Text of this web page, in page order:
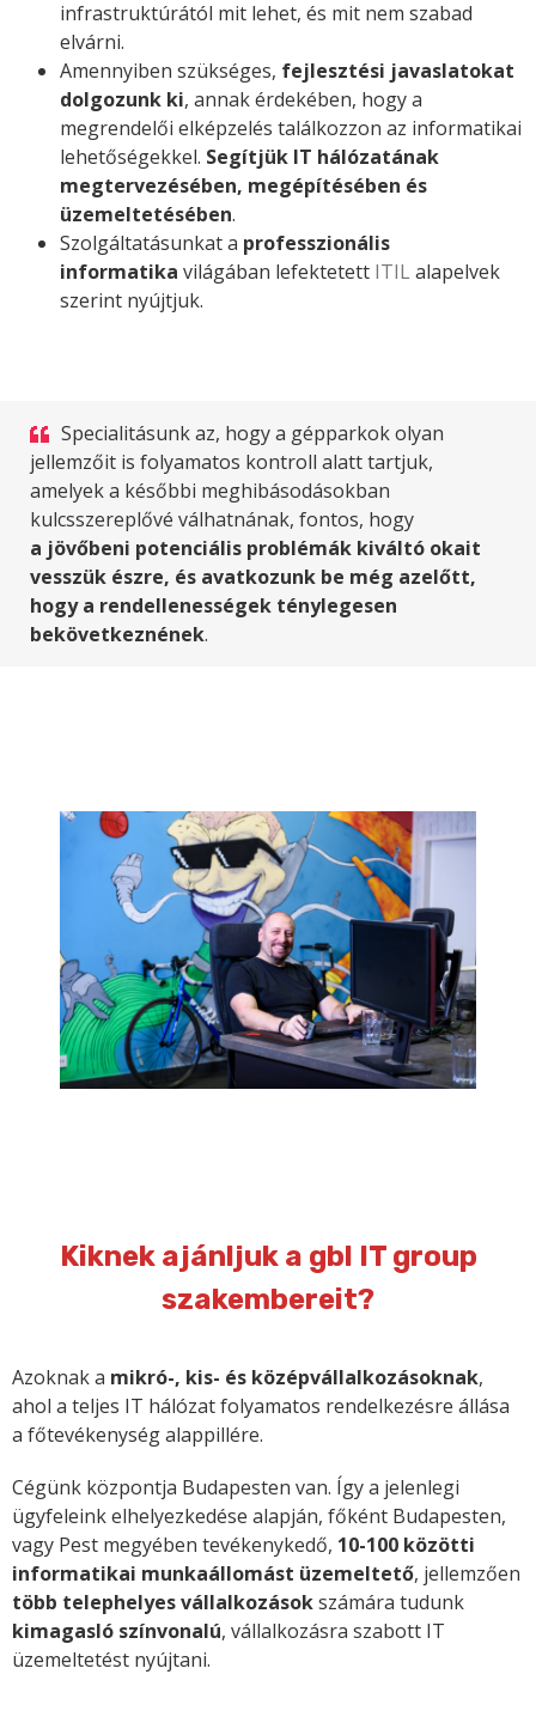
infrastruktúrától mit lehet, és mit nem szabad
elvárni.
Amennyiben szükséges, fejlesztési javaslatokat
dolgozunk ki, annak érdekében, hogy a
megrendelői elképzelés találkozzon az informatikai
lehetőségekkel. Segítjük IT hálózatának
megtervezésében, megépítésében és
üzemeltetésében.
Szolgáltatásunkat a professzionális
informatika világában lefektetett ITIL alapelvek
szerint nyújtjuk.
Specialitásunk az, hogy a gépparkok olyan
jellemzőit is folyamatos kontroll alatt tartjuk,
amelyek a későbbi meghibásodásokban
kulcsszereplővé válhatnának, fontos, hogy
a jövőbeni potenciális problémák kiváltó okait
vesszük észre, és avatkozunk be még azelőtt,
hogy a rendellenességek ténylegesen
bekövetkeznének.
Kiknek ajánljuk a gbl IT group
szakembereit?
Azoknak a mikró-, kis- és középvállalkozásoknak,
ahol a teljes IT hálózat folyamatos rendelkezésre állása
a főtevékenység alappillére.
Cégünk központja Budapesten van. Így a jelenlegi
ügyfeleink elhelyezkedése alapján, főként Budapesten,
vagy Pest megyében tevékenykedő, 10-100 közötti
informatikai munkaállomást üzemeltető, jellemzően
több telephelyes vállalkozásokszámára tudunk
kimagasló színvonalú, vállalkozásra szabott IT
üzemeltetést nyújtani.